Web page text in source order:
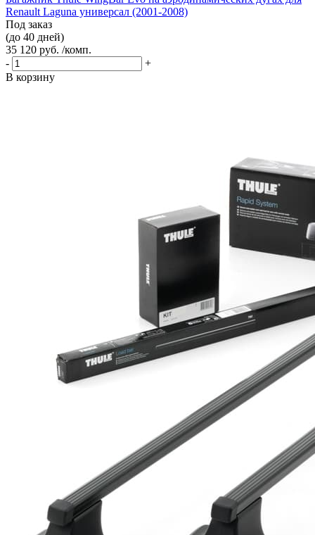
Renault Laguna универсал (2001-2008)
Под заказ
(до 40 дней)
35 120 руб. /комп.
-
+
В корзину